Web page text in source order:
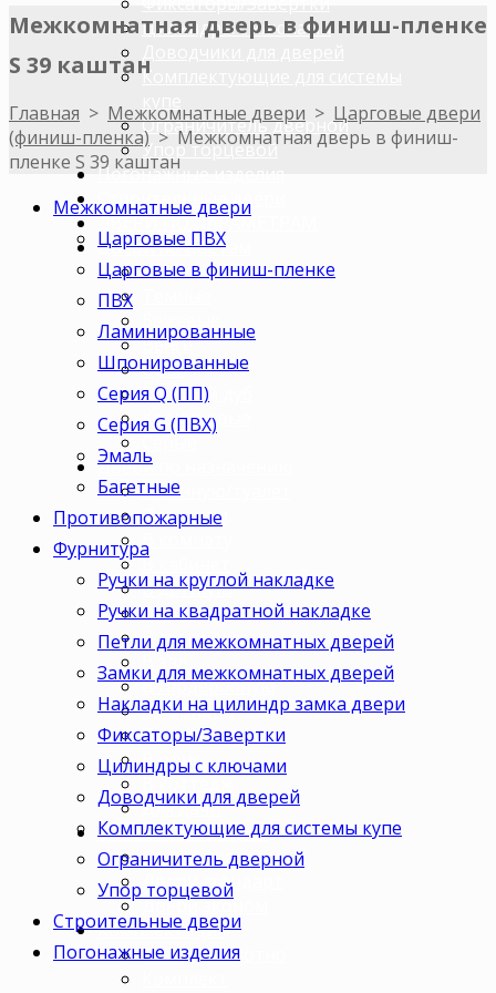
Цилиндры с ключами
Комплектующие для системы
Ограничитель дверной
Упор торцевой
Погонажные изделия
Строительные двери
ДВЕРИ ПО ПАРАМЕТРАМ
Двери по цветам
Светлые
Венге
Орех
Беленый дуб
Коричневые
Серые
Двери по назначению
В ванную/туалет
Для кухни
В комнату
В кабинет
В детскую
В спальню
В гостиную
В гардеробную
В коридор
В кладовку
В офис
В коттедж
Для дачи
Ценовая категория
Двери премиум
Двери стандарт
Двери эконом
Комплектация
Только полотно
Межкомнатная дверь в финиш-пленке
S 39 каштан
Главная > Межкомнатные двери > Царговые двери
(финиш-пленка) > Межкомнатная дверь в финиш-
пленке S 39 каштан
Межкомнатные двери
Царговые ПВХ
Царговые в финиш-пленке
ПВХ
Ламинированные
Шпонированные
Серия Q (ПП)
Серия G (ПВХ)
Эмаль
Багетные
Противопожарные
Фурнитура
Ручки на круглой накладке
Ручки на квадратной накладке
Петли для межкомнатных дверей
Замки для межкомнатных дверей
Накладки на цилиндр замка двери
Фиксаторы/Завертки
Цилиндры с ключами
Доводчики для дверей
Комплектующие для системы купе
Ограничитель дверной
Упор торцевой
Строительные двери
Погонажные изделия